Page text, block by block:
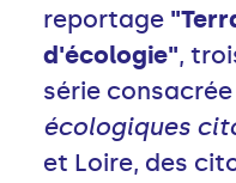
reportage
d'écologie",
série
écologiques
et Loire, des